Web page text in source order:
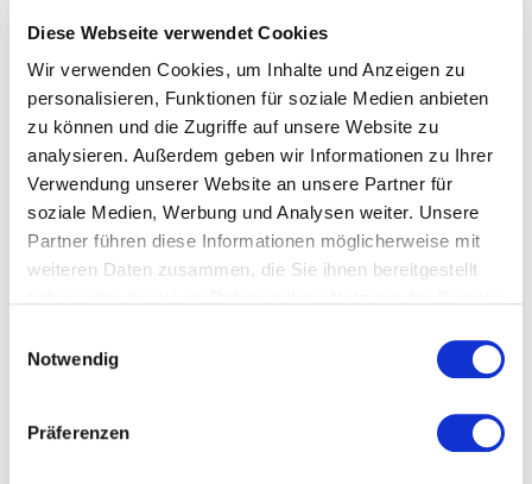
Diese Webseite verwendet Cookies
Wir verwenden Cookies, um Inhalte und Anzeigen zu
personalisieren, Funktionen für soziale Medien anbieten
zu können und die Zugriffe auf unsere Website zu
analysieren. Außerdem geben wir Informationen zu Ihrer
Verwendung unserer Website an unsere Partner für
soziale Medien, Werbung und Analysen weiter. Unsere
Partner führen diese Informationen möglicherweise mit
weiteren Daten zusammen, die Sie ihnen bereitgestellt
Notwendig
Präferenzen
Mindestgehalt: € 42.000 brutto pro Jahr auf
Basis 40h.
Je nach Erfahrung und Skillset geht mehr.
Was wir dir ersparen
All-in-Verträge, Nachtschichten, Ellbogen-Moves,
Bewerbungen an: